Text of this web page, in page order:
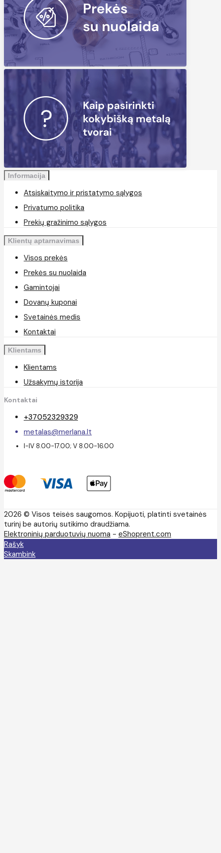
Informacija
Atsiskaitymo ir pristatymo sąlygos
Privatumo politika
Prekių gražinimo sąlygos
Klientų aptarnavimas
Visos prekės
Prekės su nuolaida
Gamintojai
Dovanų kuponai
Svetainės medis
Kontaktai
Klientams
Klientams
Užsakymų istorija
Kontaktai
+37052329329
metalas@merlana.lt
I-IV 8.00-17.00; V 8.00-16.00
2026 © Visos teisės saugomos. Kopijuoti, platinti svetainės
turinį be autorių sutikimo draudžiama.
Elektroninių parduotuvių nuoma - eShoprent.com
Rašyk
Skambink